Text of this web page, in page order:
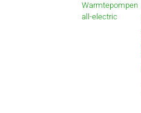
Warmtepompen
all-electric